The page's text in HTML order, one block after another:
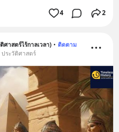
4 2
าสตร์ไร้กาลเวลา) • ติดตาม
ประวัติศาสตร์